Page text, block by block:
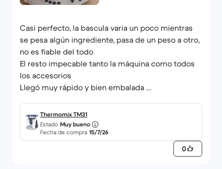
Casi perfecto, la bascula varia un poco mientras
se pesa algún ingrediente, pasa de un peso a otro,
no es fiable del todo
El resto impecable tanto la máquina como todos
los accesorios
Llegó muy rápido y bien embalada
Un saludoThermomix TM31
Estado Muy bueno
Fecha de compra 15/7/26
0